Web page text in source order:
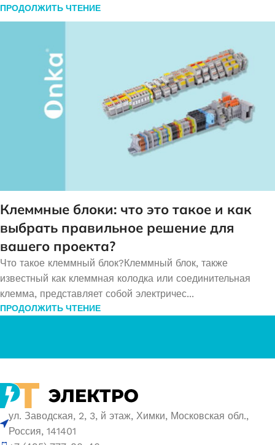
ПРОДОЛЖИТЬ ЧТЕНИЕ
Клеммные блоки: что это такое и как
выбрать правильное решение для
вашего проекта?
Что такое клеммный блок?Клеммный блок, также
известный как клеммная колодка или соединительная
клемма, представляет собой электричес...
ПРОДОЛЖИТЬ ЧТЕНИЕ
ул. Заводская, 2, 3, й этаж, Химки, Московская обл.,
Россия, 141401